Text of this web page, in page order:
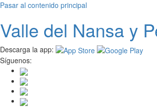
Pasar al contenido principal
Valle del Nansay
Descarga la app:
Síguenos: